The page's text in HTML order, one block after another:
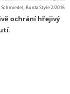
Schmiedel, Burda Style 2/2016
ochrání hřejivý